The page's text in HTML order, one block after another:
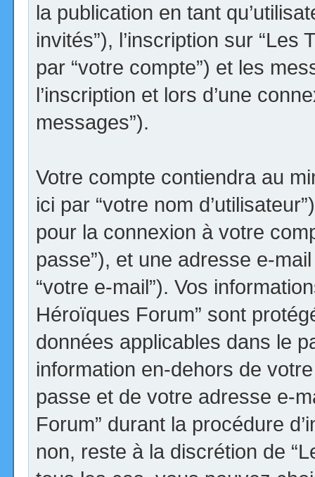
la publication en tant
invités”), l’inscription sur
par “votre compte”) et les
l’inscription et lors d’une
messages”).
Votre compte contiendra au
ici par “votre nom
pour la connexion à votre
passe”), et une adresse e-
“votre e-mail”). Vos
Héroïques Forum” sont
données applicables dans le
information en-dehors de
passe et de votre adresse e-
Forum” durant la procédure
non, reste à la discrétion de